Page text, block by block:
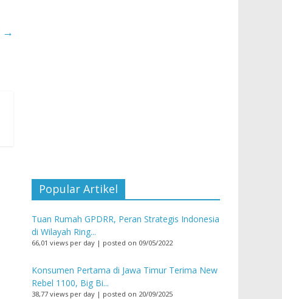
→
Popular Artikel
Tuan Rumah GPDRR, Peran Strategis Indonesia
di Wilayah Ring...
66,01 views per day | posted on 09/05/2022
Konsumen Pertama di Jawa Timur Terima New
Rebel 1100, Big Bi...
38,77 views per day | posted on 20/09/2025